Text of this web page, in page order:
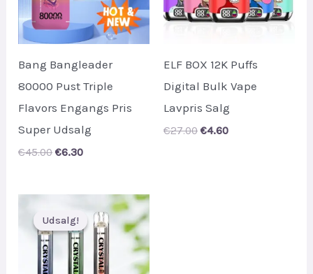
Bang Bangleader
80000 Pust Triple
Flavors Engangs Pris
Super Udsalg
€45.00 Original
€45.00.
€6.30Current
€6.30.
ELF BOX 12K Puffs
Digital Bulk Vape
Lavpris Salg
€27.00 Original
€4.60Current
Udsalg!
Udsalg!